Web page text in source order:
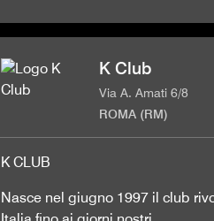
K Club
Via A. Amati 6/8
ROMA (RM)
K CLUB
Nasce nel giugno 1997 il club